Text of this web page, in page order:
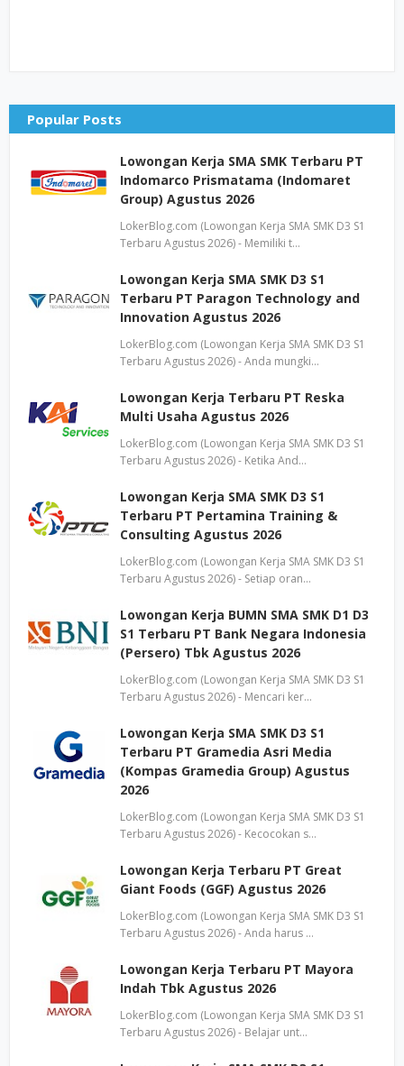
Popular Posts
Lowongan Kerja SMA SMK Terbaru PT
Indomarco Prismatama (Indomaret
Group) Agustus 2026
LokerBlog.com (Lowongan Kerja SMA SMK D3 S1
Terbaru Agustus 2026) - Memiliki t…
Lowongan Kerja SMA SMK D3 S1
Terbaru PT Paragon Technology and
Innovation Agustus 2026
LokerBlog.com (Lowongan Kerja SMA SMK D3 S1
Terbaru Agustus 2026) - Anda mungki…
Lowongan Kerja Terbaru PT Reska
Multi Usaha Agustus 2026
LokerBlog.com (Lowongan Kerja SMA SMK D3 S1
Terbaru Agustus 2026) - Ketika And…
Lowongan Kerja SMA SMK D3 S1
Terbaru PT Pertamina Training &
Consulting Agustus 2026
LokerBlog.com (Lowongan Kerja SMA SMK D3 S1
Terbaru Agustus 2026) - Setiap oran…
Lowongan Kerja BUMN SMA SMK D1 D3
S1 Terbaru PT Bank Negara Indonesia
(Persero) Tbk Agustus 2026
LokerBlog.com (Lowongan Kerja SMA SMK D3 S1
Terbaru Agustus 2026) - Mencari ker…
Lowongan Kerja SMA SMK D3 S1
Terbaru PT Gramedia Asri Media
(Kompas Gramedia Group) Agustus
2026
LokerBlog.com (Lowongan Kerja SMA SMK D3 S1
Terbaru Agustus 2026) - Kecocokan s…
Lowongan Kerja Terbaru PT Great
Giant Foods (GGF) Agustus 2026
LokerBlog.com (Lowongan Kerja SMA SMK D3 S1
Terbaru Agustus 2026) - Anda harus …
Lowongan Kerja Terbaru PT Mayora
Indah Tbk Agustus 2026
LokerBlog.com (Lowongan Kerja SMA SMK D3 S1
Terbaru Agustus 2026) - Belajar unt…